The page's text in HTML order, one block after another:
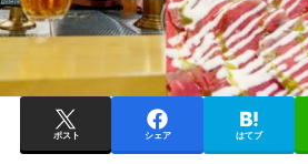
ポスト シェア はてブ